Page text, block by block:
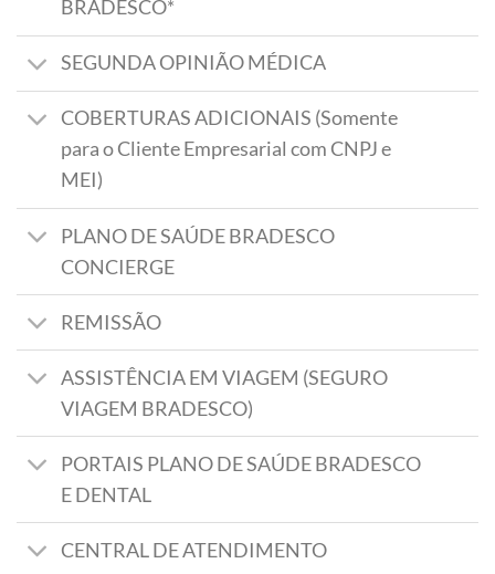
BRADESCO*
SEGUNDA OPINIÃO MÉDICA
COBERTURAS ADICIONAIS (Somente
para o Cliente Empresarial com CNPJ e
MEI)
PLANO DE SAÚDE BRADESCO
CONCIERGE
REMISSÃO
ASSISTÊNCIA EM VIAGEM (SEGURO
VIAGEM BRADESCO)
PORTAIS PLANO DE SAÚDE BRADESCO
E DENTAL
CENTRAL DE ATENDIMENTO